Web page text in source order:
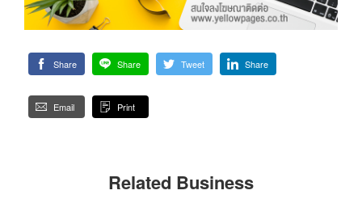
Share Share Tweet Share
Email Print
Related Business